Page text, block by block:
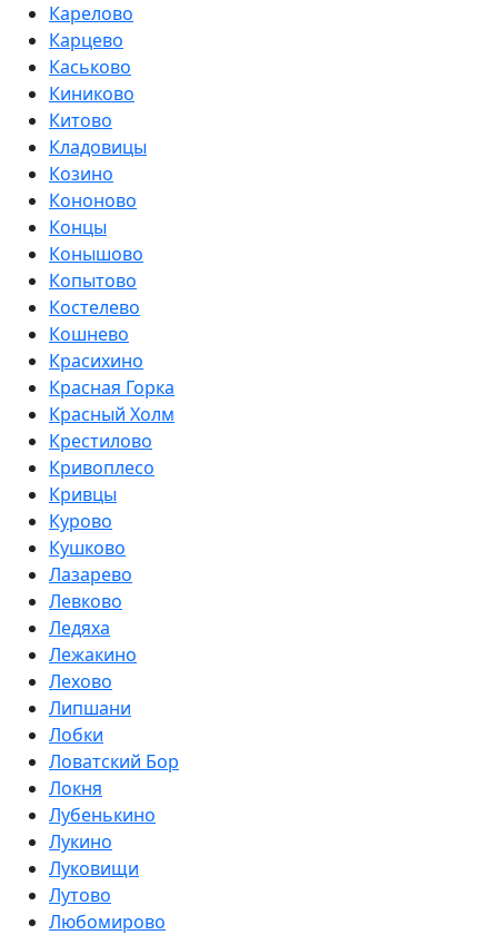
Карелово
Карцево
Каськово
Киниково
Китово
Кладовицы
Козино
Кононово
Концы
Конышово
Копытово
Костелево
Кошнево
Красихино
Красная Горка
Красный Холм
Крестилово
Кривоплесо
Кривцы
Курово
Кушково
Лазарево
Левково
Ледяха
Лежакино
Лехово
Липшани
Лобки
Ловатский Бор
Локня
Лубенькино
Лукино
Луковищи
Лутово
Любомирово